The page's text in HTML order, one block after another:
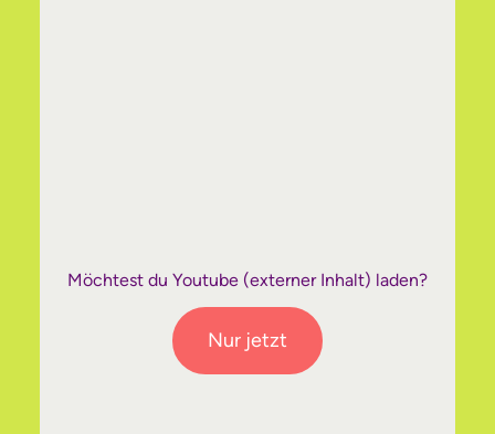
Möchtest du Youtube (externer Inhalt) laden?
Nur jetzt